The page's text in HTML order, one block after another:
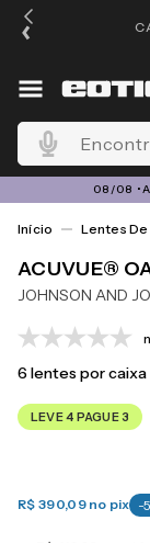
Encontre o
08/08
Lentes
ACUVUE®
JOHNSON AND
6 lentes por caixa
LEVE 4 PAGUE 3
R$ 390,09 no pix -5